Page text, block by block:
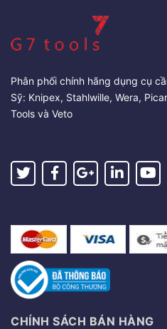
Phân phối chính hãng dụng cụ
Sỹ: Knipex, Stahlwille, Wera,
Tools và Veto
CHÍNH SÁCH BÁN HÀNG